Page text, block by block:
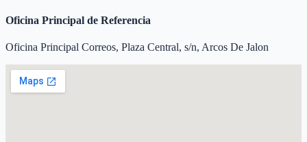
Oficina Principal de Referencia
Oficina Principal Correos, Plaza Central, s/n, Arcos De Jalon